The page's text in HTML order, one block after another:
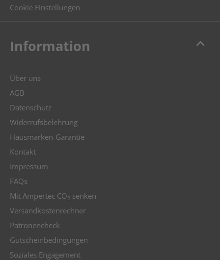
Cookie Einstellungen
keyboard_arrow_up
Information
Über uns
AGB
Datenschutz
Widerrufsbelehrung
Hausmarken-Garantie
Kontakt
Impressum
FAQs
Mit Ampertec CO2 senken
Versandkostenrechner
Patronencheck
Gutscheinbedingungen
Soziales Engagement